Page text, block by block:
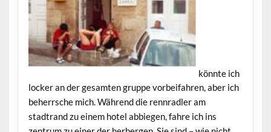
könnte ich
locker an der gesamten gruppe vorbeifahren, aber ich
beherrsche mich. Während die rennradler am
stadtrand zu einem hotel abbiegen, fahre ich ins